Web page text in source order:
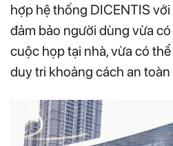
hợp hệ thống DICENTIS
đảm bảo người dùng vừa
cuộc họp tại nhà, vừa có
duy tri khoảng cách an toàn